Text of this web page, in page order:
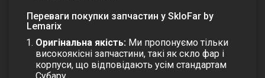
Переваги покупки запчастин у SkloFar by
Lemarix
Оригінальна якість: Ми пропонуємо тільки
високоякісні запчастини, такі як скло фар і
корпуси, що відповідають усім стандартам
Субару.